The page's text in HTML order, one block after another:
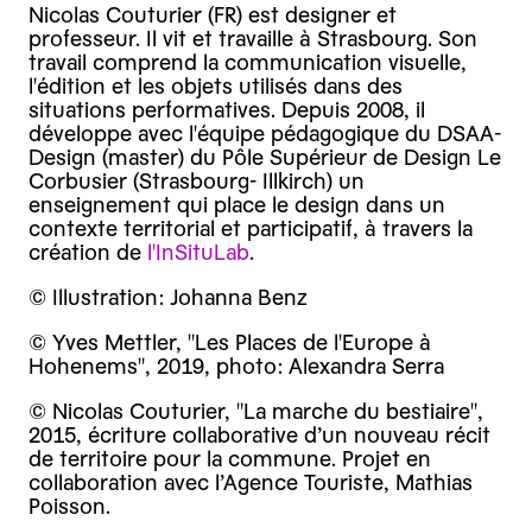
Nicolas Couturier (FR) est designer et
professeur. Il vit et travaille à Strasbourg. Son
travail comprend la communication visuelle,
l'édition et les objets utilisés dans des
situations performatives. Depuis 2008, il
développe avec l'équipe pédagogique du DSAA-
Design (master) du Pôle Supérieur de Design Le
Corbusier (Strasbourg- Illkirch) un
enseignement qui place le design dans un
contexte territorial et participatif, à travers la
création de l'InSituLab.
© Illustration: Johanna Benz
© Yves Mettler, "Les Places de l'Europe à
Hohenems", 2019, photo: Alexandra Serra
© Nicolas Couturier, "La marche du bestiaire",
2015, écriture collaborative d’un nouveau récit
de territoire pour la commune. Projet en
collaboration avec l’Agence Touriste, Mathias
Poisson.